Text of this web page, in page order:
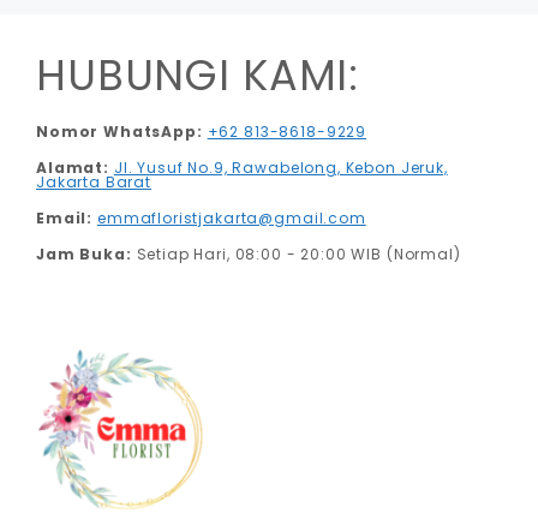
di
produk
HUBUNGI KAMI:
Nomor WhatsApp: +62 813-8618-9229
Alamat: Jl. Yusuf No.9, Rawabelong, Kebon Jeruk,
Jakarta Barat
Email: emmafloristjakarta@gmail.com
Jam Buka: Setiap Hari, 08:00 - 20:00 WIB (Normal)